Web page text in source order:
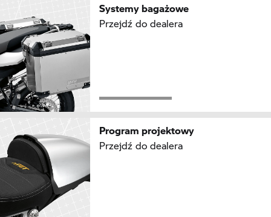
Systemy bagażowe
Przejdź do dealera
Program projektowy
Przejdź do dealera